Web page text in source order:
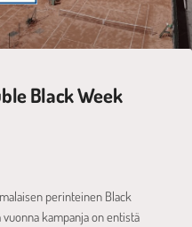
Black Week
perinteinen Black
vuonna kampanja on entistä